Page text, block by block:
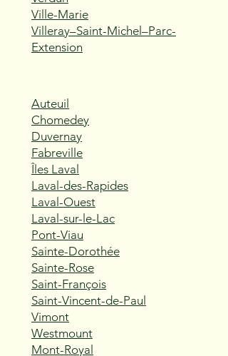
Ville-Marie
Villeray–Saint-Michel–Parc-
Extension
Auteuil
Chomedey
Duvernay
Fabreville
Îles Laval
Laval-des-Rapides
Laval-Ouest
Laval-sur-le-Lac
Pont-Viau
Sainte-Dorothée
Sainte-Rose
Saint-François
Saint-Vincent-de-Paul
Vimont
Westmount
Mont-Royal